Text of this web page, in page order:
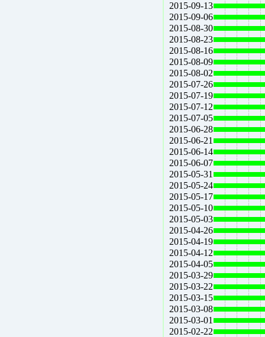
2015-09-13
2015-09-06
2015-08-30
2015-08-23
2015-08-16
2015-08-09
2015-08-02
2015-07-26
2015-07-19
2015-07-12
2015-07-05
2015-06-28
2015-06-21
2015-06-14
2015-06-07
2015-05-31
2015-05-24
2015-05-17
2015-05-10
2015-05-03
2015-04-26
2015-04-19
2015-04-12
2015-04-05
2015-03-29
2015-03-22
2015-03-15
2015-03-08
2015-03-01
2015-02-22